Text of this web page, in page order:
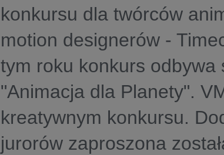
konkursu dla twórców
motion designerów -
tym roku konkurs odbywa
"Animacja dla Planety".
kreatywnym konkursu.
jurorów zaproszona